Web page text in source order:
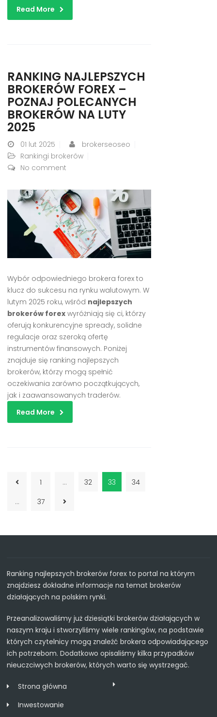
Read More
RANKING NAJLEPSZYCH
BROKERÓW FOREX –
POZNAJ POLECANYCH
BROKERÓW NA LUTY
2025
01 lut 2025
brokerseoseo
Rankingi brokerów
No comment
Wybór odpowiedniego brokera forex to
klucz do sukcesu na rynku walutowym. W
lutym 2025 roku, wśród najlepszych
brokerów forex wyróżniają się ci, którzy
oferują konkurencyjne spready, solidne
regulacje oraz szeroką ofertę
instrumentów finansowych. Poniżej
znajduje się ranking najlepszych
brokerów, którzy mogą spełnić
oczekiwania zarówno początkujących,
jak i zaawansowanych traderów.
Read More
1 … 32 33
34
…
37
Ranking najlepszych brokerów forex to portal na którym
znajdziesz dokładne informacje na temat brokerów
działających na polskim rynki.
Przeanalizowaliśmy już dziesiątki brokerów działających w
naszym kraju i stworzyliśmy wiele rankingów, na podstawie
których czytelnicy mogą znaleźć brokera odpowiadającego
ich potrzebom. Dodatkowo opisaliśmy kilka przypadków
nieuczciwych brokerów, których warto się wystrzegać.
Strona główna
Inwestowanie